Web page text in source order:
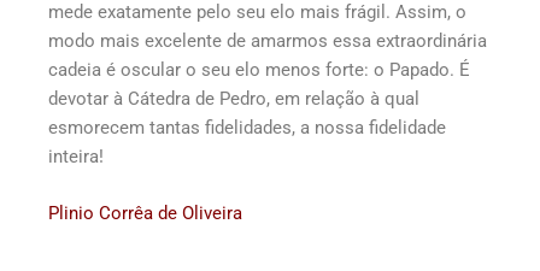
mede exatamente pelo seu elo mais frágil. Assim, o
modo mais excelente de amarmos essa extraordinária
cadeia é oscular o seu elo menos forte: o Papado. É
devotar à Cátedra de Pedro, em relação à qual
esmorecem tantas fidelidades, a nossa fidelidade
inteira!
Plinio Corrêa de Oliveira